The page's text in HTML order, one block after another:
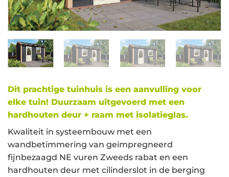
Dit prachtige tuinhuis is een aanvulling voor
elke tuin! Duurzaam uitgevoerd met een
hardhouten deur + raam met isolatieglas.
Kwaliteit in systeembouw met een
wandbetimmering van geïmpregneerd
fijnbezaagd NE vuren Zweeds rabat en een
hardhouten deur met cilinderslot in de berging